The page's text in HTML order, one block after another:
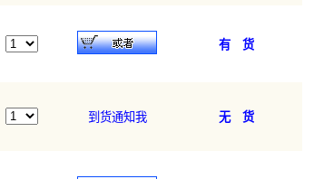
有 货
到货通知我 无 货